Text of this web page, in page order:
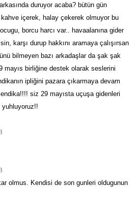
duruyor acaba? bütün gün
kahve içerek, halay çekerek olmuyor bu
borcu harcı var.. havaalanına gider
karşı durup hakkını aramaya çalışırsan
bilmeyen bazı arkadaşlar da şak şak
mayıs birliğine destek olarak seslerini
ipliğini pazara çıkarmaya devam
siz 29 mayısta uçuşa gidenleri
olmus. Kendisi de son gunleri oldugunun